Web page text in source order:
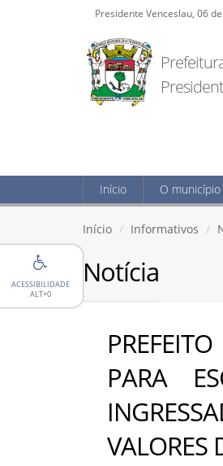
ACESSIBILIDADE
ALT+0
Presidente Venceslau, 06
Início O município
Início Informativos
Notícia
PARA
VALORES